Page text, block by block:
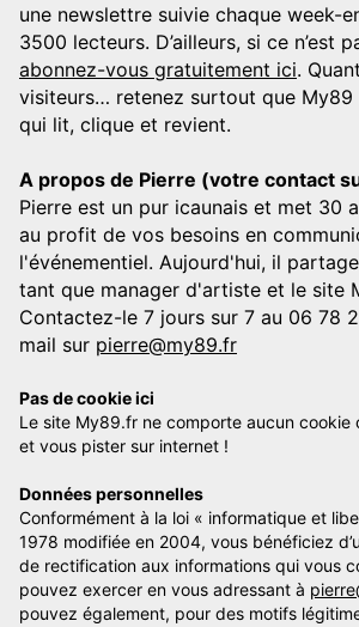
une newslettre suivie chaque week-
3500 lecteurs. D’ailleurs, si ce n’est
abonnez-vous gratuitement ici.
visiteurs… retenez surtout que My89
qui lit, clique et revient.
A propos de Pierre (votre contact
Pierre est un pur icaunais et met 30
au profit de vos besoins en
l'événementiel. Aujourd'hui, il
tant que manager d'artiste et le site
Contactez-le 7 jours sur 7 au 06 78
mail sur pierre@my89.fr
Pas de cookie ici
Le site My89.fr ne comporte aucun cookie
et vous pister sur internet !
Données personnelles
Conformément à la loi « informatique et
1978 modifiée en 2004, vous bénéficiez
de rectification aux informations qui vous
pouvez exercer en vous adressant à
pouvez également, pour des motifs